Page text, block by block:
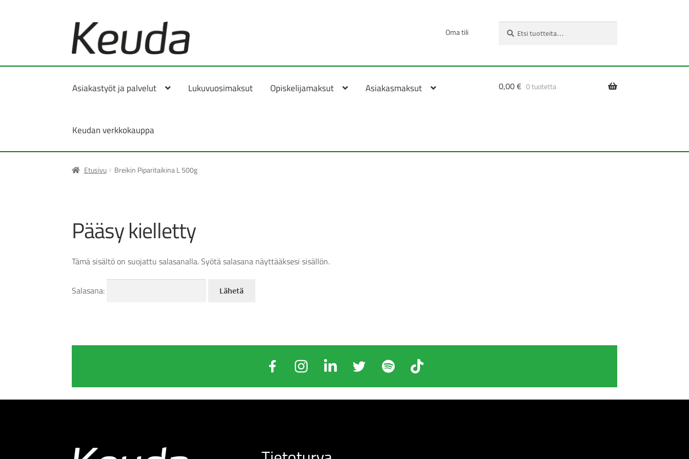
Siirry
navigointiin
Siirry
sisältöön
Oma tili
Asiakastyöt ja palvelut Lukuvuosimaksut Opiskelijamaksut Asiakasmaksut
Keudan verkkokauppa
0,00€ 0 tuotetta
Etusivu Breikin Piparitaikina L 500g
Pääsy kielletty
Tämä sisältö on suojattu salasanalla. Syötä salasana näyttääksesi sisällön.
Salasana: